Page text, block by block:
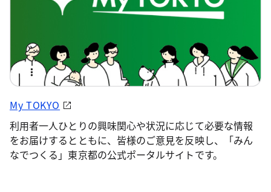
My TOKYO
利用者一人ひとりの興味関心や状況に応じて必要な情報
をお届けするとともに、皆様のご意見を反映し、「みん
なでつくる」東京都の公式ポータルサイトです。